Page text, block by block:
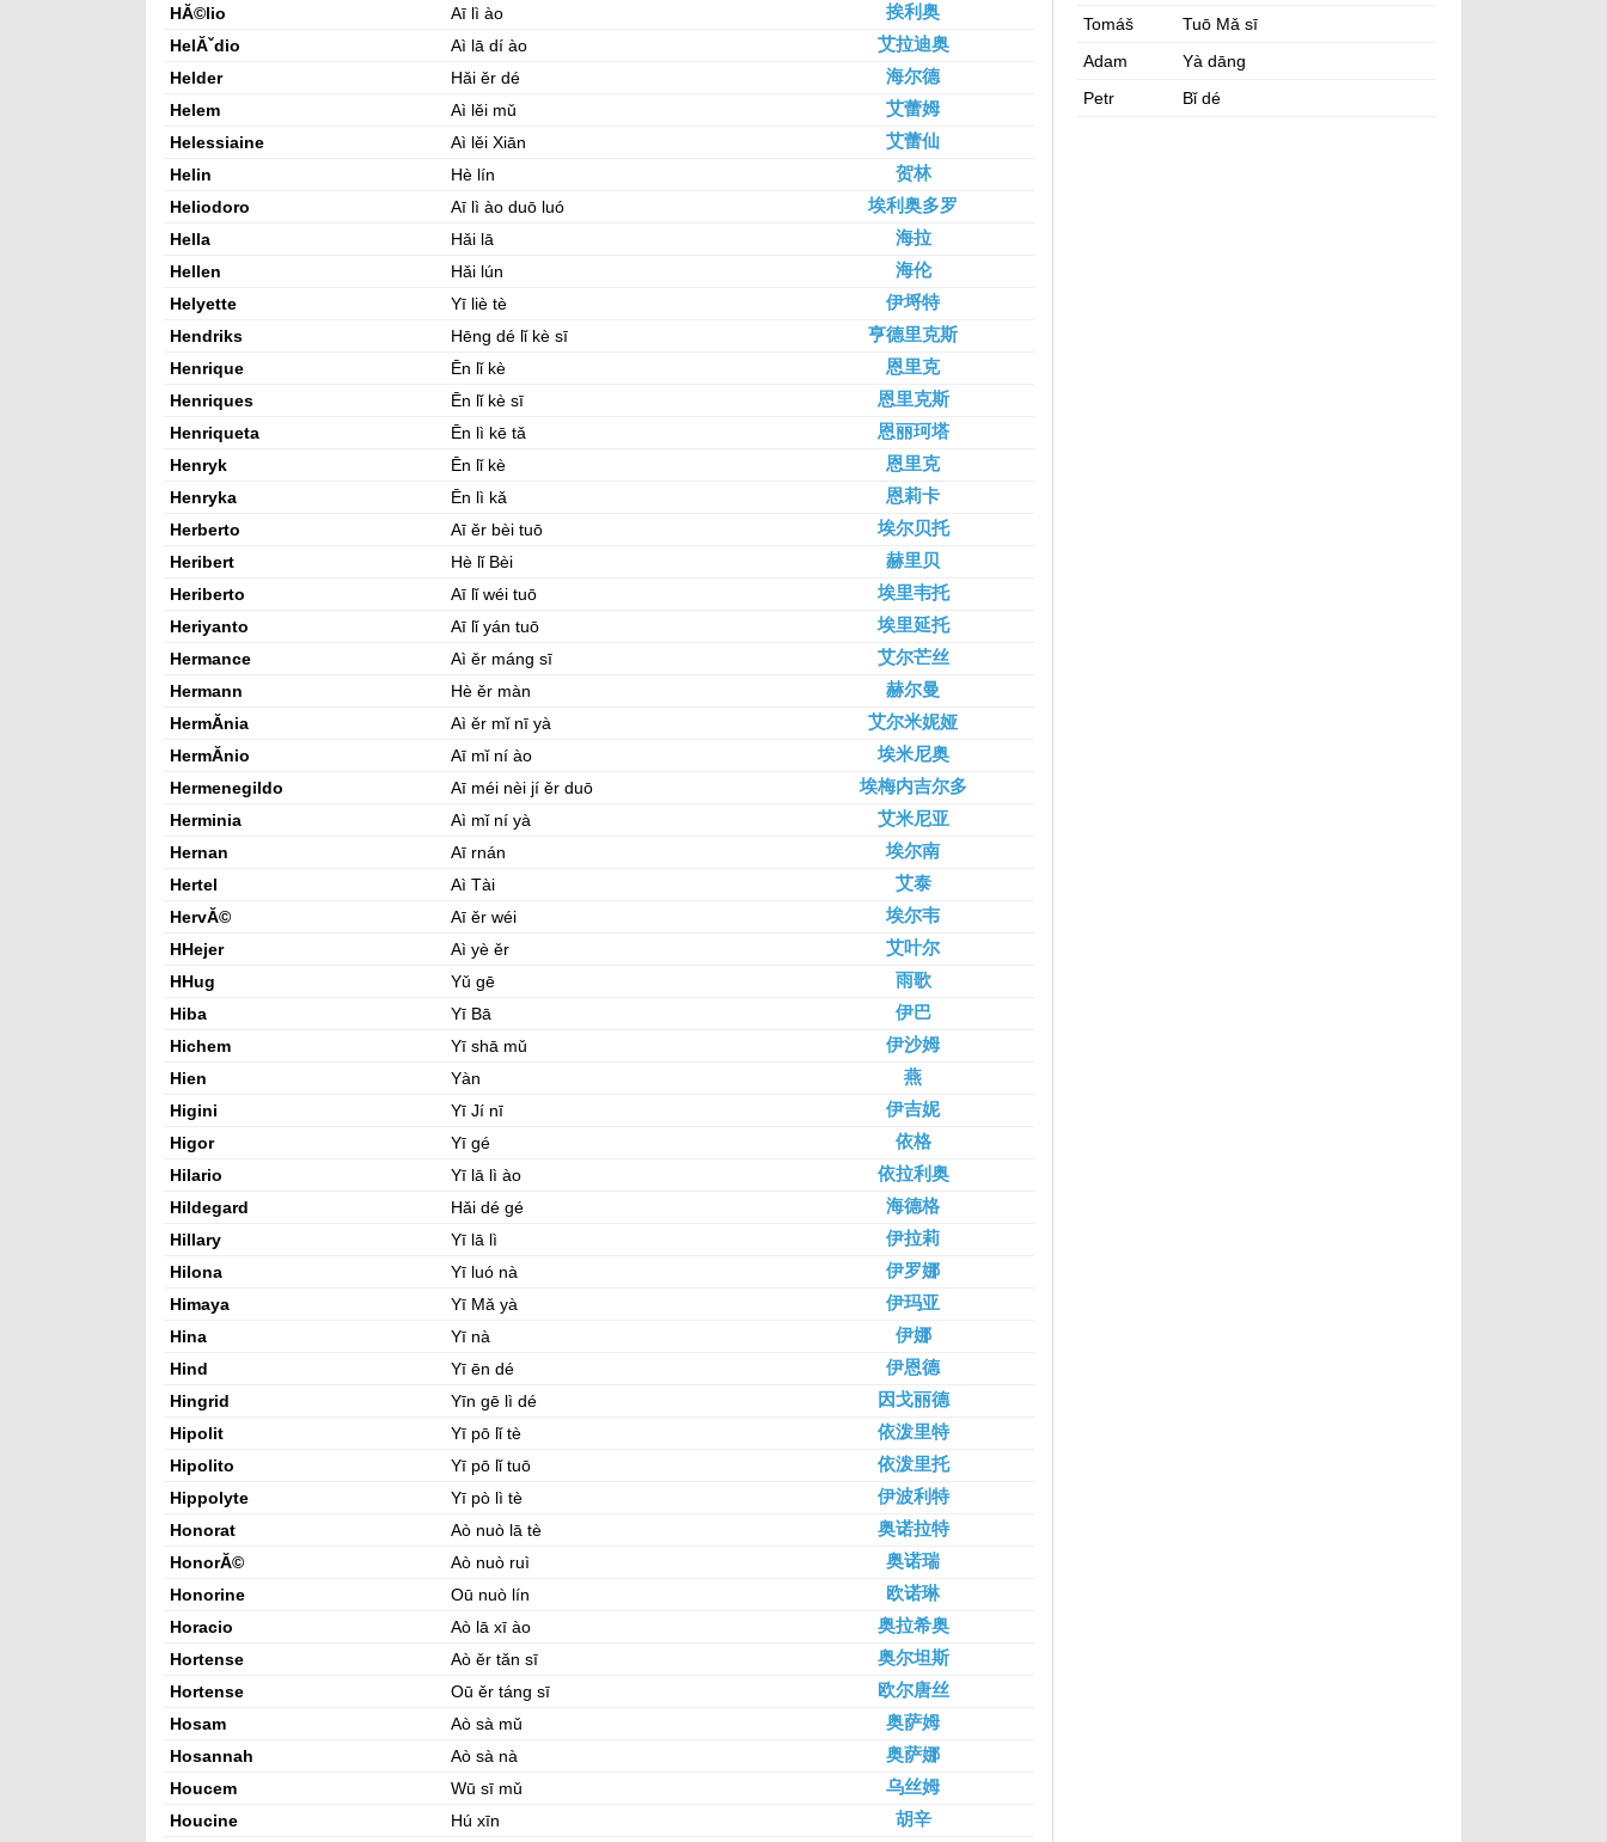
HĂ©lio Aī lì ào 挨利奥
HelĂˇdio Aì lā dí ào 艾拉迪奥
Helder Hǎi ěr dé 海尔德
Helem Aì lěi mǔ 艾蕾姆
Helessiaine Aì lěi Xiān 艾蕾仙
Helin Hè lín 贺林
Heliodoro Aī lì ào duō luó 埃利奥多罗
Hella Hǎi lā 海拉
Hellen Hǎi lún 海伦
Helyette Yī liè tè 伊埒特
Hendriks Hēng dé lǐ kè sī 亨德里克斯
Henrique Ēn lǐ kè 恩里克
Henriques Ēn lǐ kè sī 恩里克斯
Henriqueta Ēn lì kē tǎ 恩丽珂塔
Henryk Ēn lǐ kè 恩里克
Henryka Ēn lì kǎ 恩莉卡
Herberto Aī ěr bèi tuō 埃尔贝托
Heribert Hè lǐ Bèi 赫里贝
Heriberto Aī lǐ wéi tuō 埃里韦托
Heriyanto Aī lǐ yán tuō 埃里延托
Hermance Aì ěr máng sī 艾尔芒丝
Hermann Hè ěr màn 赫尔曼
HermĂ­nia Aì ěr mǐ nī yà 艾尔米妮娅
HermĂ­nio Aī mǐ ní ào 埃米尼奥
Hermenegildo Aī méi nèi jí ěr duō 埃梅内吉尔多
Herminia Aì mǐ ní yà 艾米尼亚
Hernan Aī rnán 埃尔南
Hertel Aì Tài 艾泰
HervĂ© Aī ěr wéi 埃尔韦
HHejer Aì yè ěr 艾叶尔
HHug Yǔ gē 雨歌
Hiba Yī Bā 伊巴
Hichem Yī shā mǔ 伊沙姆
Hien Yàn 燕
Higini Yī Jí nī 伊吉妮
Higor Yī gé 依格
Hilario Yī lā lì ào 依拉利奥
Hildegard Hǎi dé gé 海德格
Hillary Yī lā lì 伊拉莉
Hilona Yī luó nà 伊罗娜
Himaya Yī Mǎ yà 伊玛亚
Hina Yī nà 伊娜
Hind Yī ēn dé 伊恩德
Hingrid Yīn gē lì dé 因戈丽德
Hipolit Yī pō lǐ tè 依泼里特
Hipolito Yī pō lǐ tuō 依泼里托
Hippolyte Yī pò lì tè 伊波利特
Honorat Aò nuò lā tè 奥诺拉特
HonorĂ© Aò nuò ruì 奥诺瑞
Honorine Oū nuò lín 欧诺琳
Horacio Aò lā xī ào 奥拉希奥
Hortense Aò ěr tǎn sī 奥尔坦斯
Hortense Oū ěr táng sī 欧尔唐丝
Hosam Aò sà mǔ 奥萨姆
Hosannah Aò sà nà 奥萨娜
Houcem Wū sī mǔ 乌丝姆
Houcine Hú xīn 胡辛
Tomáš
Tuō Mǎ sī
Adam
Yà dāng
Petr
Bǐ dé